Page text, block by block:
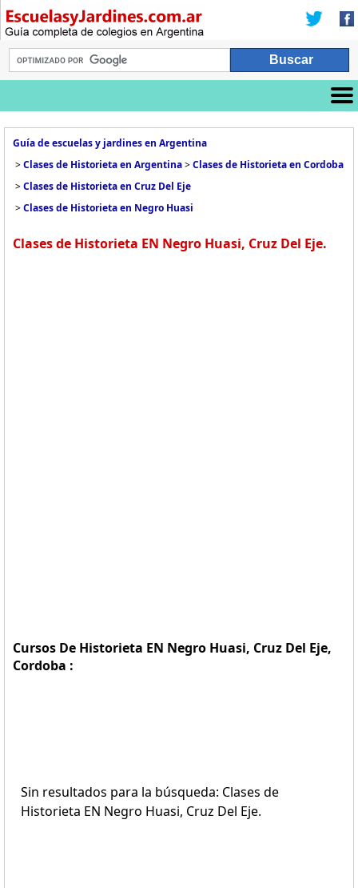
Guía de escuelas y jardines en Argentina
>Clases de Historieta en Argentina>Clases de Historieta en Cordoba
>Clases de Historieta en Cruz Del Eje
>Clases de Historieta en Negro Huasi
Clases de Historieta EN Negro Huasi, Cruz Del Eje.
Cursos De Historieta EN Negro Huasi, Cruz Del Eje,
Cordoba :
Sin resultados para la búsqueda: Clases de
Historieta EN Negro Huasi, Cruz Del Eje.